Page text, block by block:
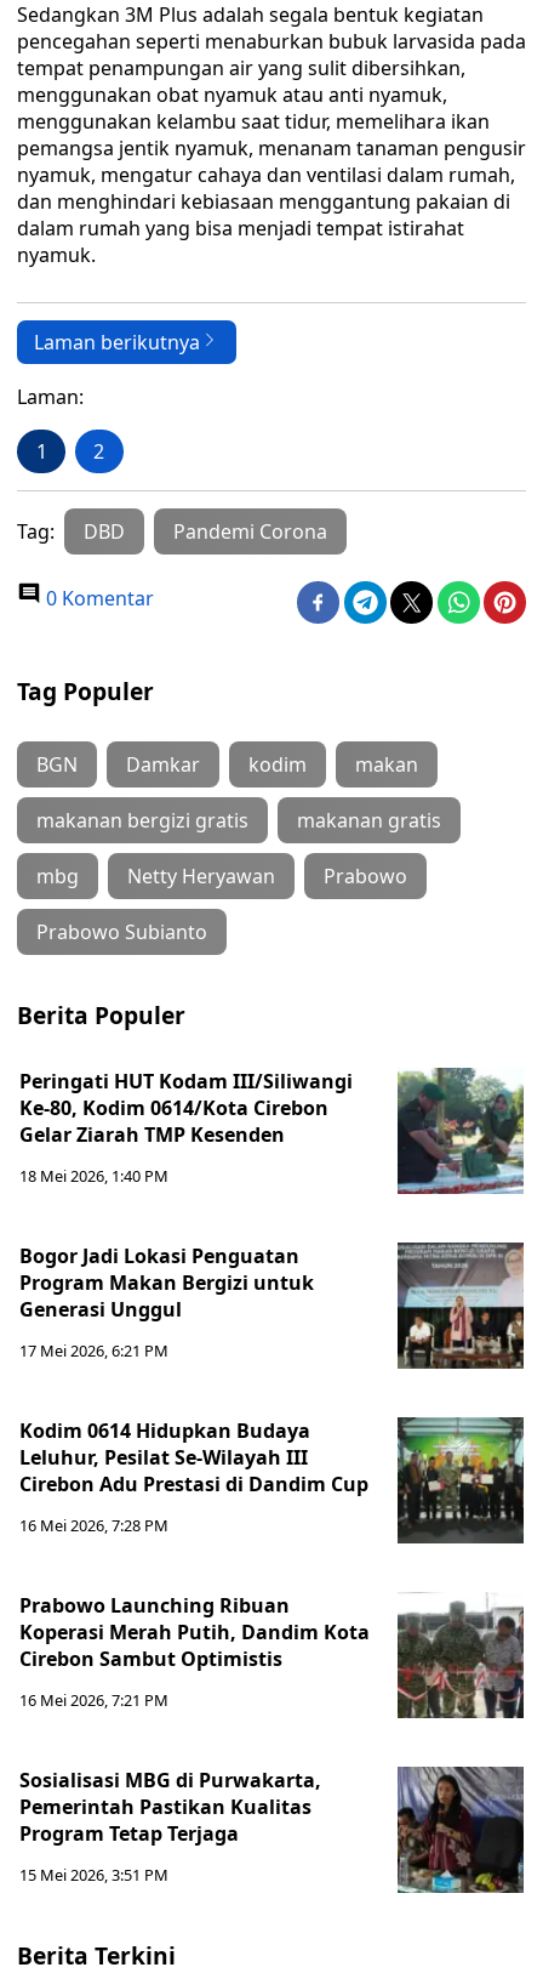
Sedangkan 3M Plus adalah segala bentuk kegiatan
pencegahan seperti menaburkan bubuk larvasida pada
tempat penampungan air yang sulit dibersihkan,
menggunakan obat nyamuk atau anti nyamuk,
menggunakan kelambu saat tidur, memelihara ikan
pemangsa jentik nyamuk, menanam tanaman pengusir
nyamuk, mengatur cahaya dan ventilasi dalam rumah,
dan menghindari kebiasaan menggantung pakaian di
dalam rumah yang bisa menjadi tempat istirahat
nyamuk.
Laman berikutnya
Laman:
1 2
Tag: DBD Pandemi Corona
0 Komentar
Tag Populer
BGN Damkar kodim makan
makanan bergizi gratis makanan gratis
mbg Netty Heryawan Prabowo
Prabowo Subianto
Berita Populer
Peringati HUT Kodam III/Siliwangi
Ke-80, Kodim 0614/Kota Cirebon
Gelar Ziarah TMP Kesenden
18 Mei 2026, 1:40 PM
Bogor Jadi Lokasi Penguatan
Program Makan Bergizi untuk
Generasi Unggul
17 Mei 2026, 6:21 PM
Kodim 0614 Hidupkan Budaya
Leluhur, Pesilat Se-Wilayah III
Cirebon Adu Prestasi di Dandim Cup
16 Mei 2026, 7:28 PM
Prabowo Launching Ribuan
Koperasi Merah Putih, Dandim Kota
Cirebon Sambut Optimistis
16 Mei 2026, 7:21 PM
Sosialisasi MBG di Purwakarta,
Pemerintah Pastikan Kualitas
Program Tetap Terjaga
15 Mei 2026, 3:51 PM
Berita Terkini